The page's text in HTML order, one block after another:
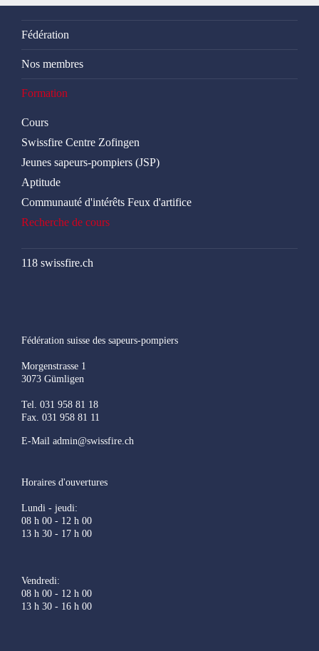
Fédération
Nos membres
Formation
Cours
Swissfire Centre Zofingen
Jeunes sapeurs-pompiers (JSP)
Aptitude
Communauté d'intérêts Feux d'artifice
Recherche de cours
118 swissfire.ch
Fédération suisse des sapeurs-pompiers
Morgenstrasse 1
3073 Gümligen
Tel. 031 958 81 18
Fax. 031 958 81 11
E-Mail admin@swissfire.ch
Horaires d'ouvertures
Lundi - jeudi:
08 h 00 - 12 h 00
13 h 30 - 17 h 00
Vendredi:
08 h 00 - 12 h 00
13 h 30 - 16 h 00